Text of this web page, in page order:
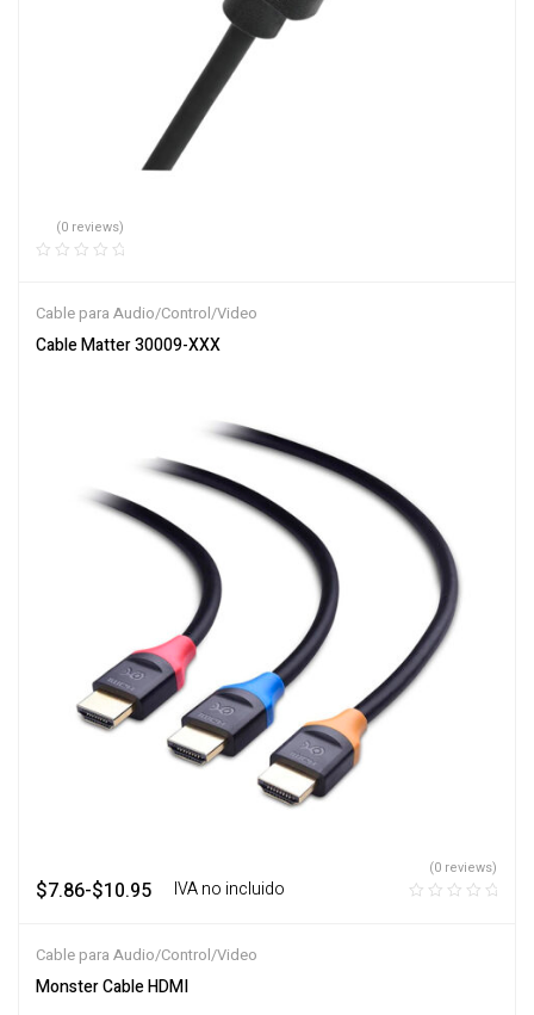
(0 reviews)
Cable para Audio/Control/Video
Cable Matter 30009-XXX
$7.86-$10.95 ‎ ‎ ‎ IVA no incluido
(0 reviews)
Cable para Audio/Control/Video
Monster Cable HDMI